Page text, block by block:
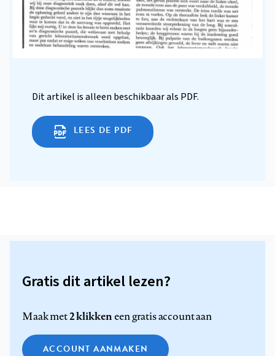
Dit artikel is alleen beschikbaar als PDF.
LEES DE PDF
Gratis dit artikel lezen?
Maak met2 klikkeneen gratis account aan
ACCOUNT AANMAKEN